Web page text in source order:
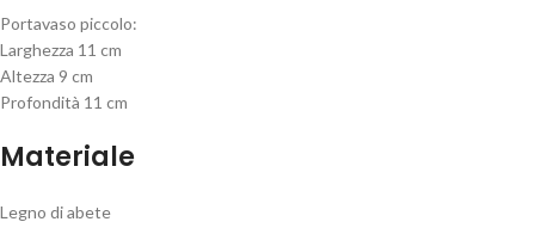
Portavaso piccolo:
Larghezza 11 cm
Altezza 9 cm
Profondità 11 cm
Materiale
Legno di abete